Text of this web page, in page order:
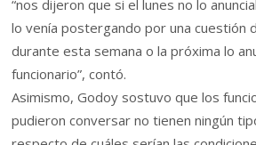
“nos dijeron que si el lunes no lo
lo venía postergando por una cuestión
durante esta semana o la próxima lo
funcionario”, contó.
Asimismo, Godoy sostuvo que los
pudieron conversar no tienen ningún